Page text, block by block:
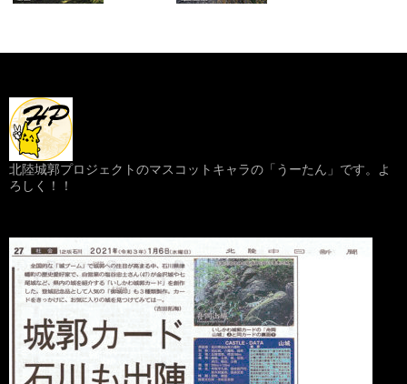
北陸城郭プロジェクトのマスコットキャラの「うーたん」です。よ
ろしく！！